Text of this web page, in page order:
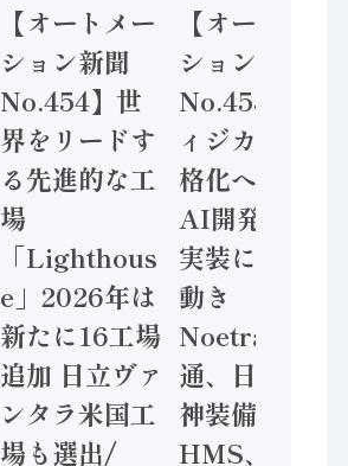
【オートメー
ション新聞
No.454】世
界をリードす
る先進的な工
場
「Lighthous
e」2026年は
新たに16工場
追加 日立ヴァ
ンタラ米国工
場も選出/
【オートメー
ション新聞
No.453】フ
ィジカルAI本
格化へ 国産
AI開発や社会
実装に活発な
動き
Noetra、富士
通、日立 / 兵
神装備 ×
HMS、老舗